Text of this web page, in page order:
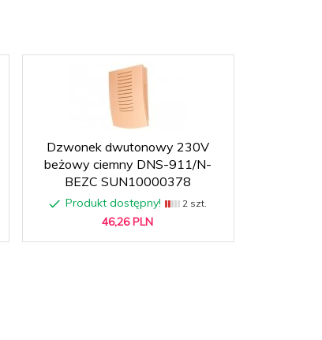
Dzwonek dwutonowy 230V
beżowy ciemny DNS-911/N-
BEZC SUN10000378
Produkt dostępny! 2 szt.
46,26 PLN